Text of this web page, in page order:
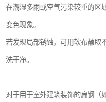
在潮湿多雨或空气污染较重的区
变色现象。
若发现局部锈蚀，可用软布蘸取
洗干净。
对于用于室外建筑装饰的扁钢（